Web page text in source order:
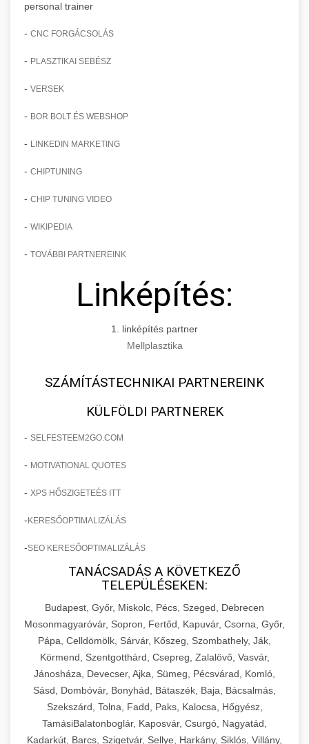
personal trainer
- CNC FORGÁCSOLÁS
- PLASZTIKAI SEBÉSZ
- VERSEK
- BOR BOLT ÉS WEBSHOP
- LINKEDIN MARKETING
- CHIPTUNING
- CHIP TUNING VIDEO
- WIKIPEDIA
- TOVÁBBI PARTNEREINK
Linképítés:
1. linképítés partner
Mellplasztika
SZÁMÍTÁSTECHNIKAI PARTNEREINK
KÜLFÖLDI PARTNEREK
- SELFESTEEM2GO.COM
- MOTIVATIONAL QUOTES
- XPS HŐSZIGETEÉS ITT
- KERESŐOPTIMALIZÁLÁS
-SEO KERESŐOPTIMALIZÁLÁS
TANÁCSADÁS A KÖVETKEZŐ
TELEPÜLÉSEKEN:
Budapest, Győr, Miskolc, Pécs, Szeged, Debrecen
Mosonmagyaróvár, Sopron, Fertőd, Kapuvár, Csorna, Győr,
Pápa, Celldömölk, Sárvár, Kőszeg, Szombathely, Ják,
Körmend, Szentgotthárd, Csepreg, Zalalövő, Vasvár,
Jánosháza, Devecser, Ajka, Sümeg, Pécsvárad, Komló,
Sásd, Dombóvár, Bonyhád, Bátaszék, Baja, Bácsalmás,
Szekszárd, Tolna, Fadd, Paks, Kalocsa, Hőgyész,
TamásiBalatonboglár, Kaposvár, Csurgó, Nagyatád,
Kadarkút, Barcs, Szigetvár, Sellye, Harkány, Siklós, Villány,